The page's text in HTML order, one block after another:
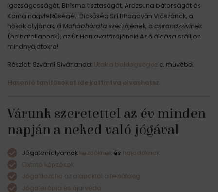
igazságosságát, Bhísma tisztaságát, Ardzsuna bátorságát és
Karna nagylelkűségét! Dicsőség Srí Bhagaván Vjászának, a
hősök atyjának, a Mahábhárata szerzőjének, a csirandzsívínek
(halhatatlannak), az Úr Hari avatárájának! Az ő áldása szálljon
mindnyájatokra!
Részlet: Szvámí Sivánanda: Utak a boldogságoz c. művéből
Hasonló tanításokat ide kattintva olvashatsz.
Várunk szeretettel az év minden
napján a neked való jógával
Jógatanfolyamok kezdőknek és haladóknak.
Oktató képzések.
Jógafilozófia az alapoktól a felsőfokig.
Jógaterápia és ájurvéda.